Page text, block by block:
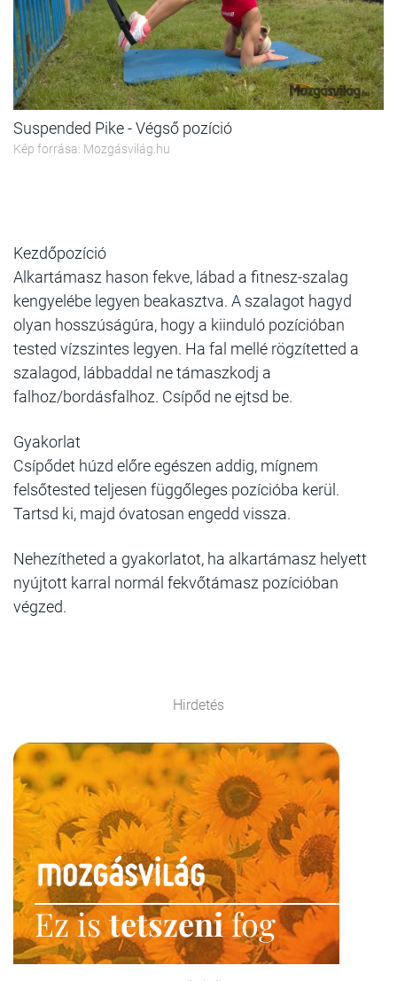
Suspended Pike - Végső pozíció
Kép forrása: Mozgásvilág.hu
Kezdőpozíció
Alkartámasz hason fekve, lábad a fitnesz-szalag
kengyelébe legyen beakasztva. A szalagot hagyd
olyan hosszúságúra, hogy a kiinduló pozícióban
tested vízszintes legyen. Ha fal mellé rögzítetted a
szalagod, lábbaddal ne támaszkodj a
falhoz/bordásfalhoz. Csípőd ne ejtsd be.
Gyakorlat
Csípődet húzd előre egészen addig, mígnem
felsőtested teljesen függőleges pozícióba kerül.
Tartsd ki, majd óvatosan engedd vissza.
Nehezítheted a gyakorlatot, ha alkartámasz helyett
nyújtott karral normál fekvőtámasz pozícióban
végzed.
Hirdetés
Ez istetszenifog